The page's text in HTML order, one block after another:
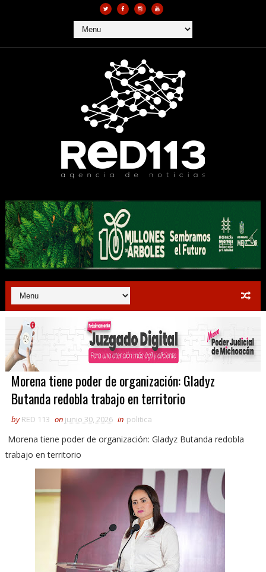
Morena tiene poder de organización: Gladyz
Butanda redobla trabajo en territorio
by RED 113 on junio 30, 2026 in politica
Morena tiene poder de organización: Gladyz Butanda redobla
trabajo en territorio